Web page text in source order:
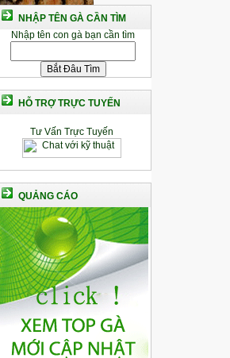
NHẬP TÊN GÀ CẦN TÌM
Nhập tên con gà bạn cần tìm
HỖ TRỢ TRỰC TUYẾN
Tư Vấn Trực Tuyến
QUẢNG CÁO